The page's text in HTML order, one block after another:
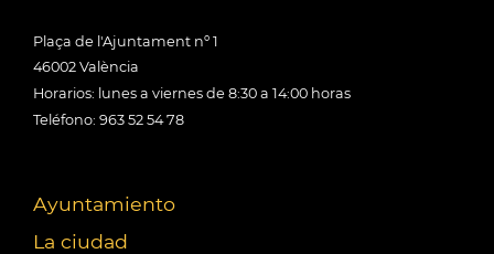
Plaça de l'Ajuntament nº 1
46002 València
Horarios: lunes a viernes de 8:30 a 14:00 horas
Teléfono: 963 52 54 78
Ayuntamiento
La ciudad